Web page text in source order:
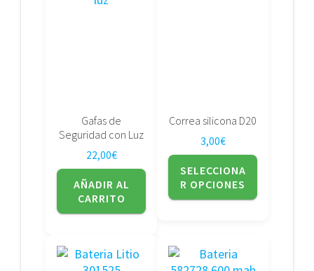
Gafas de
Seguridad con Luz
22,00€
AÑADIR AL
CARRITO
Correa silicona D20
3,00€
SELECCIONA
R OPCIONES
en
página
de
producto